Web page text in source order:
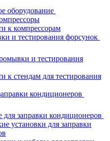
оборудование
к компрессорам
и тестирования форсунок
и тестирования
к стендам для тестирования
кондиционеров
для заправки кондиционеров
установки для заправки